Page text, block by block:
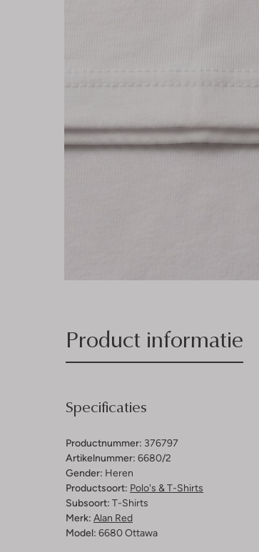
Product informatie
Specificaties
Productnummer: 376797
Artikelnummer: 6680/2
Gender: Heren
Productsoort: Polo's & T-Shirts
Subsoort: T-Shirts
Merk: Alan Red
Model: 6680 Ottawa